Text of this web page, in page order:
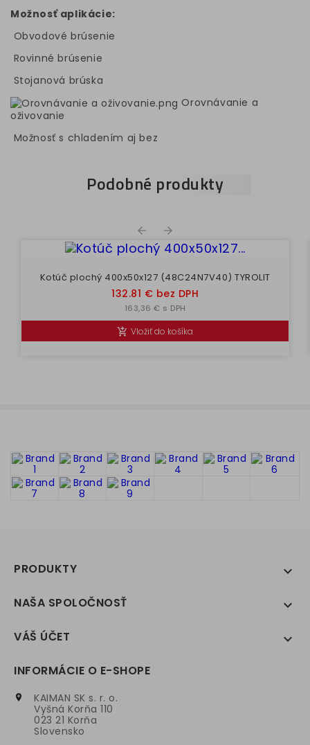
Možnosť aplikácie:
Obvodové brúsenie
Rovinné brúsenie
Stojanová brúska
Orovnávanie a
oživovanie
Možnosť s chladením aj bez
Podobné produkty
 
Kotúč plochý 400x50x127 (48C24N7V40) TYROLIT
Cena
132.81 € bez DPH
163,36 € s DPH
 Vložiť do košíka
PRODUKTY 
NAŠA SPOLOČNOSŤ 
VÁŠ ÚČET 
INFORMÁCIE O E-SHOPE

KAIMAN SK s. r. o.
Vyšná Korňa 110
023 21 Korňa
Slovensko